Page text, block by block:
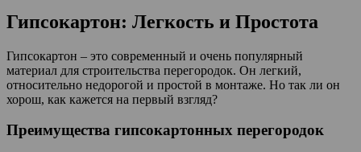
Гипсокартон: Легкость и Простота
Гипсокартон – это современный и очень популярный
материал для строительства перегородок. Он легкий,
относительно недорогой и простой в монтаже. Но так ли он
хорош, как кажется на первый взгляд?
Преимущества гипсокартонных перегородок